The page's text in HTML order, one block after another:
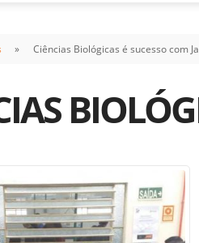
(funcionários/professores)
PROUNI
Financiamentos
Saiba como ingressar na
URCAMP
Fale com um
INTEC
Ciências Biológicas é sucesso com